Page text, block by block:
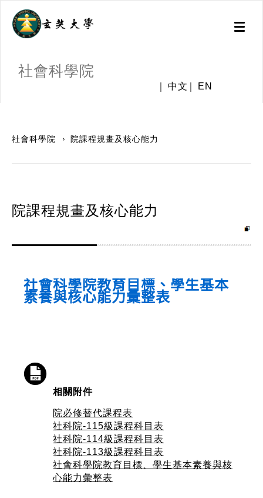
Toggle
社會科學院
中文 EN
社會科學院 院課程規畫及核心能力
院課程規畫及核心能力
社會科學院教育目標、學生基本
素養與核心能力彙整表
相關附件
院必修替代課程表
社科院-115級課程科目表
社科院-114級課程科目表
社科院-113級課程科目表
社會科學院教育目標、學生基本素養與核
心能力彙整表